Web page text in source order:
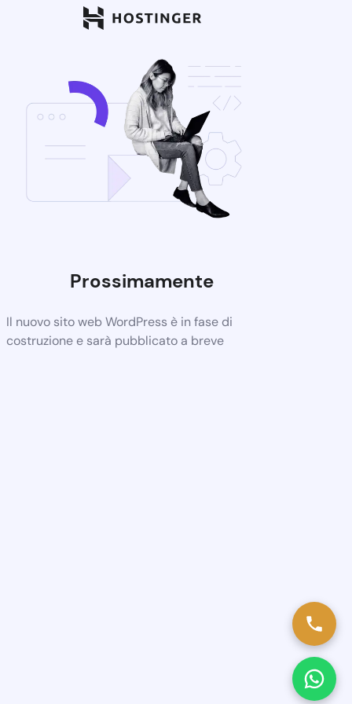
Prossimamente
Il nuovo sito web WordPress è in fase di
costruzione e sarà pubblicato a breve